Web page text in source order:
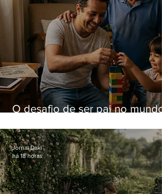
O desafio de ser pai no mundo
Jornal Daki
há 18 horas